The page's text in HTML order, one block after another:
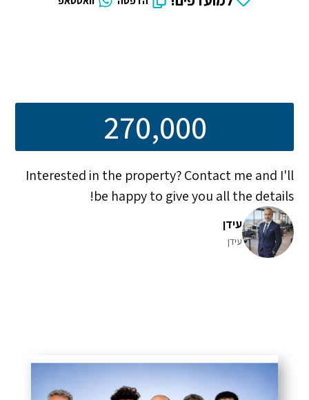
270,000
Interested in the property? Contact me and I'll
be happy to give you all the details!
עידן
עידן